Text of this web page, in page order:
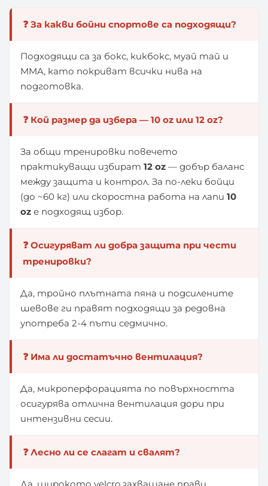
❓ За какви бойни спортове са подходящи?
Подходящи са за бокс, кикбокс, муай тай и
MMA, като покриват всички нива на
подготовка.
❓ Кой размер да избера — 10 oz или 12 oz?
За общи тренировки повечето
практикуващи избират12 oz — добър баланс
между защита и контрол. За по-леки бойци
(до ~60 кг) или скоростна работа на лапи10
oz е подходящ избор.
❓ Осигуряват ли добра защита при чести
тренировки?
Да, тройно плътната пяна и подсилените
шевове ги правят подходящи за редовна
употреба 2-4 пъти седмично.
❓ Има ли достатъчно вентилация?
Да, микроперфорацията по повърхността
осигурява отлична вентилация дори при
интензивни сесии.
❓ Лесно ли се слагат и свалят?